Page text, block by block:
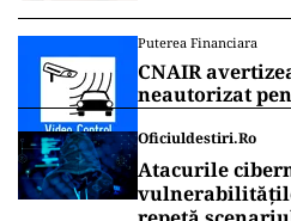
Puterea Financiara
CNAIR
neautorizat
Oficiuldestiri.ro
Atacurile